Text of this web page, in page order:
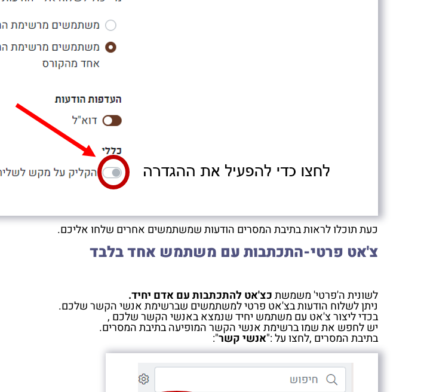
כעת תוכלו לראות בתיבת המסרים הודעות שמשתמשים אחרים שלחו אליכם.
צ'אט פרטי-התכתבות עם משתמש אחד בלבד
לשונית ה'פרטי' משמשתכצ'אט להתכתבות עם אדם יחיד.
ניתן לשלוח הודעות בצ'אט פרטי למשתמשים שברשימת אנשי הקשר שלכם.
בכדי ליצור צ'אט עם משתמש יחיד שנמצא באנשי הקשר שלכם ,
יש לחפש את שמו ברשימת אנשי הקשר המופיעה בתיבת המסרים.
בתיבת המסרים ,לחצו על :"אנשי קשר":